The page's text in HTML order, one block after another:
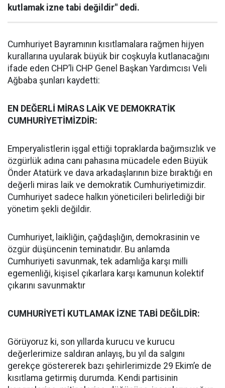
kutlamak izne tabi değildir" dedi.
Cumhuriyet Bayramının kısıtlamalara rağmen hijyen
kurallarına uyularak büyük bir coşkuyla kutlanacağını
ifade eden CHP’li CHP Genel Başkan Yardımcısı Veli
Ağbaba şunları kaydetti:
EN DEĞERLİ MİRAS LAİK VE DEMOKRATİK
CUMHURİYETİMİZDİR:
Emperyalistlerin işgal ettiği topraklarda bağımsızlık ve
özgürlük adına canı pahasına mücadele eden Büyük
Önder Atatürk ve dava arkadaşlarının bize bıraktığı en
değerli miras laik ve demokratik Cumhuriyetimizdir.
Cumhuriyet sadece halkın yöneticileri belirlediği bir
yönetim şekli değildir.
Cumhuriyet, laikliğin, çağdaşlığın, demokrasinin ve
özgür düşüncenin teminatıdır. Bu anlamda
Cumhuriyeti savunmak, tek adamlığa karşı milli
egemenliği, kişisel çıkarlara karşı kamunun kolektif
çıkarını savunmaktır
CUMHURİYETİ KUTLAMAK İZNE TABİ DEĞİLDİR:
Görüyoruz ki, son yıllarda kurucu ve kurucu
değerlerimize saldıran anlayış, bu yıl da salgını
gerekçe göstererek bazı şehirlerimizde 29 Ekim’e de
kısıtlama getirmiş durumda. Kendi partisinin